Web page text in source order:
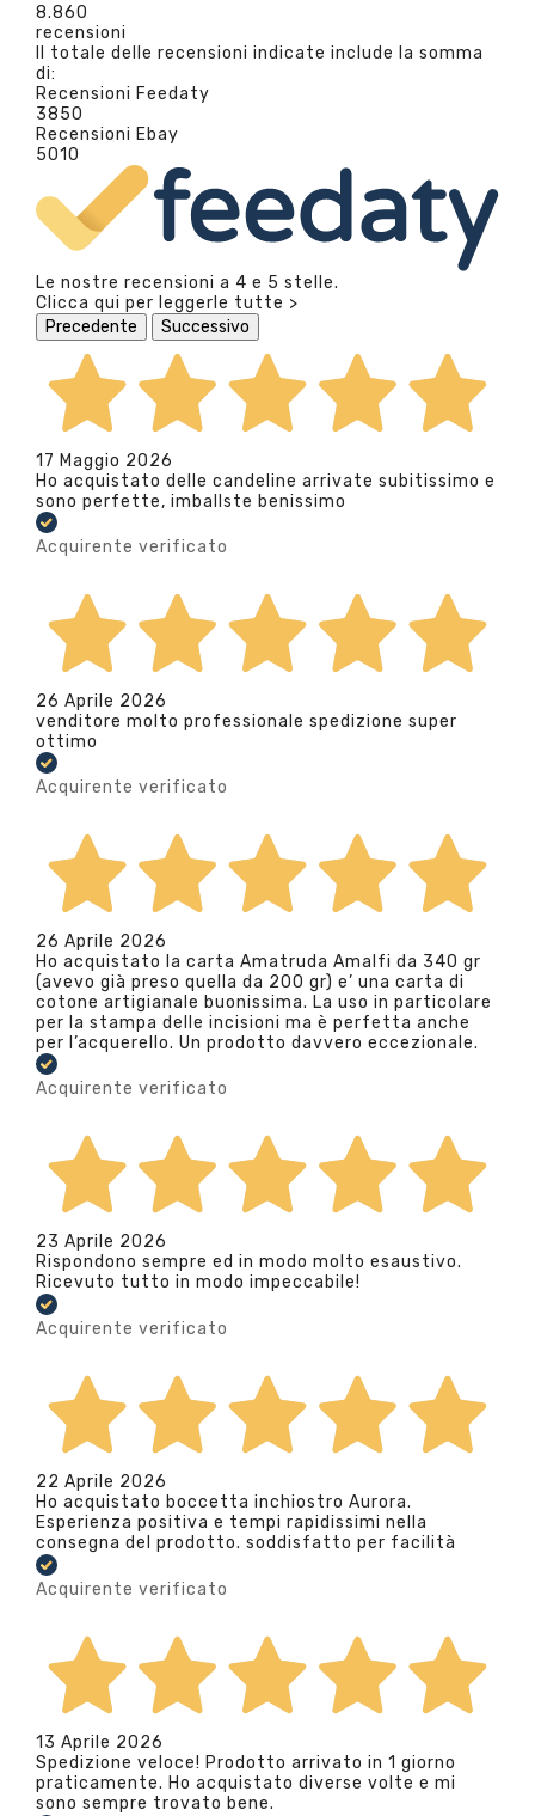
8.860
recensioni
Il totale delle recensioni indicate include la somma
di:
Recensioni Feedaty
3850
Recensioni Ebay
5010
Le nostre recensioni a 4 e 5 stelle.
Clicca qui per leggerle tutte >
Precedente
Successivo
17 Maggio 2026
Ho acquistato delle candeline arrivate subitissimo e
sono perfette, imballste benissimo
Acquirente verificato
26 Aprile 2026
venditore molto professionale spedizione super
ottimo
Acquirente verificato
26 Aprile 2026
Ho acquistato la carta Amatruda Amalfi da 340 gr
(avevo già preso quella da 200 gr) e’ una carta di
cotone artigianale buonissima. La uso in particolare
per la stampa delle incisioni ma è perfetta anche
per l’acquerello. Un prodotto davvero eccezionale.
Acquirente verificato
23 Aprile 2026
Rispondono sempre ed in modo molto esaustivo.
Ricevuto tutto in modo impeccabile!
Acquirente verificato
22 Aprile 2026
Ho acquistato boccetta inchiostro Aurora.
Esperienza positiva e tempi rapidissimi nella
consegna del prodotto. soddisfatto per facilità
Acquirente verificato
13 Aprile 2026
Spedizione veloce! Prodotto arrivato in 1 giorno
praticamente. Ho acquistato diverse volte e mi
sono sempre trovato bene.